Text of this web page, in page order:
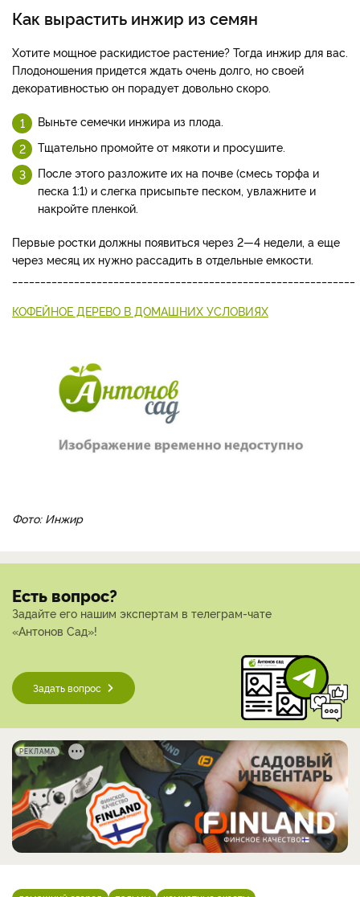
Как вырастить инжир из семян
Хотите мощное раскидистое растение? Тогда инжир для вас.
Плодоношения придется ждать очень долго, но своей
декоративностью он порадует довольно скоро.
Выньте семечки инжира из плода.
Тщательно промойте от мякоти и просушите.
После этого разложите их на почве (смесь торфа и
песка 1:1) и слегка присыпьте песком, увлажните и
накройте пленкой.
Первые ростки должны появиться через 2—4 недели, а еще
через месяц их нужно рассадить в отдельные емкости.
КОФЕЙНОЕ ДЕРЕВО В ДОМАШНИХ УСЛОВИЯХ
Фото: Инжир
Есть вопрос?
Задайте его нашим экспертам в телеграм-чате
«Антонов Сад»!
Задать вопрос
РЕКЛАМА